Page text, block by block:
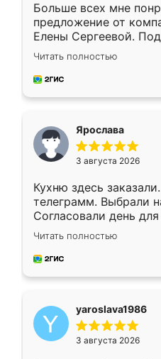
Больше всех мне
предложение от
Елены Сергеевой.
короткие сроки
для замера сотрудник
предложил по моему
Читать полностью
Ярослава
3 августа 2026
Кухню здесь
телеграмм. Выбрали
Согласовали день
недели кухня была
довольны работой.
мебель за
Читать полностью
yaroslava1986
3 августа 2026